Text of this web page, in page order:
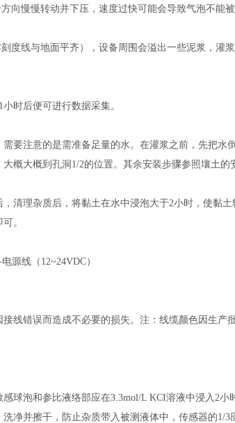
向慢慢转动并下压，速度过快可能会导致气泡不能
度线与地面平齐），设备周围会溢出一些泥浆，灌
时后便可进行数据采集。
要注意的是需准备足量的水。在灌浆之前，先把水
概大概到孔洞1/2的位置。其余安装步骤参照壤土的
清理杂质后，将黏土在水中浸泡大于2小时，使黏
。
源线（12~24VDC）
线错误而造成不必要的损失。注：线缆颜色因生产
球泡和参比液络部应在3.3mol/L KCI溶液中浸入2小
净并擦干，防止杂质带入被测液体中，传感器的1/3